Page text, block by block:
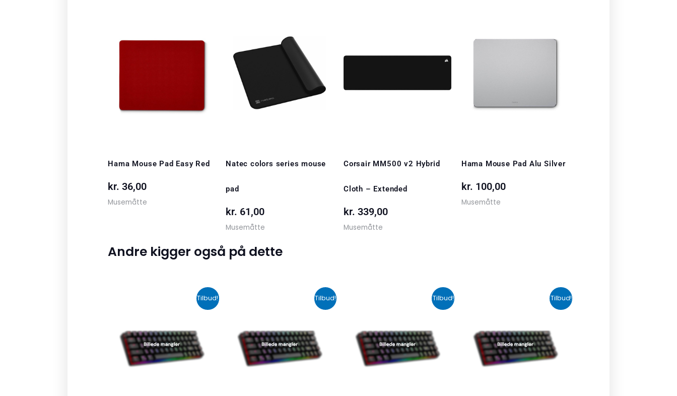
Hama Mouse Pad Easy Red
kr. 36,00
Musemåtte
Natec colors series mouse
pad
kr. 61,00
Musemåtte
Corsair MM500 v2 Hybrid
Cloth – Extended
kr. 339,00
Musemåtte
Hama Mouse Pad Alu Silver
kr. 100,00
Musemåtte
Andre kigger også på dette
Tilbud!
oprindelige
var:
kr. 2.190,00.
aktuelle
er:
kr. 1.465,00.
Tilbud!
oprindelige
var:
kr. 599,00.
Den
aktuelle
kr. 399,00.
Tilbud!
oprindelige
var:
kr. 424,00.
Den
aktuelle
kr. 349,00.
Tilbud!
oprindelige
var:
kr. 1.090,00.
Den
aktuelle